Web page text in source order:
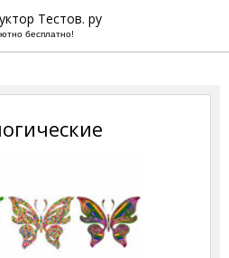
Тестов. ру
бесплатно!